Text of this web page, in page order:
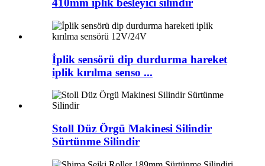
410mm iplik besleyici silindir
İplik sensörü dip durdurma hareket
iplik kırılma senso ...
Stoll Düz Örgü Makinesi Silindir
Sürtünme Silindir